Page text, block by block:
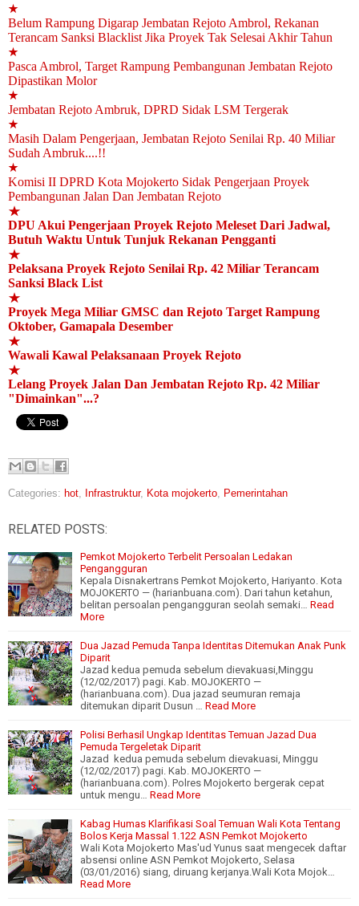
★
Belum Rampung Digarap Jembatan Rejoto Ambrol, Rekanan
Terancam Sanksi Blacklist Jika Proyek Tak Selesai Akhir Tahun
★
Pasca Ambrol, Target Rampung Pembangunan Jembatan Rejoto
Dipastikan Molor
★
Jembatan Rejoto Ambruk, DPRD Sidak LSM Tergerak
★
Masih Dalam Pengerjaan, Jembatan Rejoto Senilai Rp. 40 Miliar
Sudah Ambruk....!!
★
Komisi II DPRD Kota Mojokerto Sidak Pengerjaan Proyek
Pembangunan Jalan Dan Jembatan Rejoto
★
DPU Akui Pengerjaan Proyek Rejoto Meleset Dari Jadwal,
Butuh Waktu Untuk Tunjuk Rekanan Pengganti
★
Pelaksana Proyek Rejoto Senilai Rp. 42 Miliar Terancam
Sanksi Black List
★
Proyek Mega Miliar GMSC dan Rejoto Target Rampung
Oktober, Gamapala Desember
★
Wawali Kawal Pelaksanaan Proyek Rejoto
★
Lelang Proyek Jalan Dan Jembatan Rejoto Rp. 42 Miliar
"Dimainkan"...?
Categories: hot, Infrastruktur, Kota mojokerto, Pemerintahan
RELATED POSTS:
Pemkot Mojokerto Terbelit Persoalan Ledakan
Pengangguran
Kepala Disnakertrans Pemkot Mojokerto, Hariyanto. Kota
MOJOKERTO — (harianbuana.com). Dari tahun ketahun,
belitan persoalan pengangguran seolah semaki… Read
More
Dua Jazad Pemuda Tanpa Identitas Ditemukan Anak Punk
Diparit
Jazad kedua pemuda sebelum dievakuasi,Minggu
(12/02/2017) pagi. Kab. MOJOKERTO —
(harianbuana.com). Dua jazad seumuran remaja
ditemukan diparit Dusun … Read More
Polisi Berhasil Ungkap Identitas Temuan Jazad Dua
Pemuda Tergeletak Diparit
Jazad kedua pemuda sebelum dievakuasi, Minggu
(12/02/2017) pagi. Kab. MOJOKERTO —
(harianbuana.com). Polres Mojokerto bergerak cepat
untuk mengu… Read More
Kabag Humas Klarifikasi Soal Temuan Wali Kota Tentang
Bolos Kerja Massal 1.122 ASN Pemkot Mojokerto
Wali Kota Mojokerto Mas'ud Yunus saat mengecek daftar
absensi online ASN Pemkot Mojokerto, Selasa
(03/01/2016) siang, diruang kerjanya.Wali Kota Mojok…
Read More